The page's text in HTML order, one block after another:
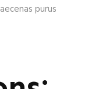
purus